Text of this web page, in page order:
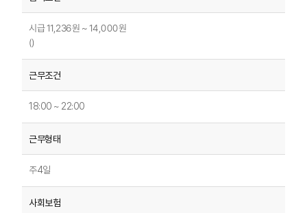
시급 11,236원 ~ 14,000원
()
18:00 ~ 22:00
주4일